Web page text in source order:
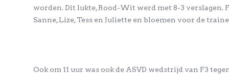
worden. Dit lukte, Rood-Wit werd met 8-3
Sanne, Lize, Tess en Juliette en bloemen voor de
Ook om 11 uur was ook de ASVD wedstrijd van F3